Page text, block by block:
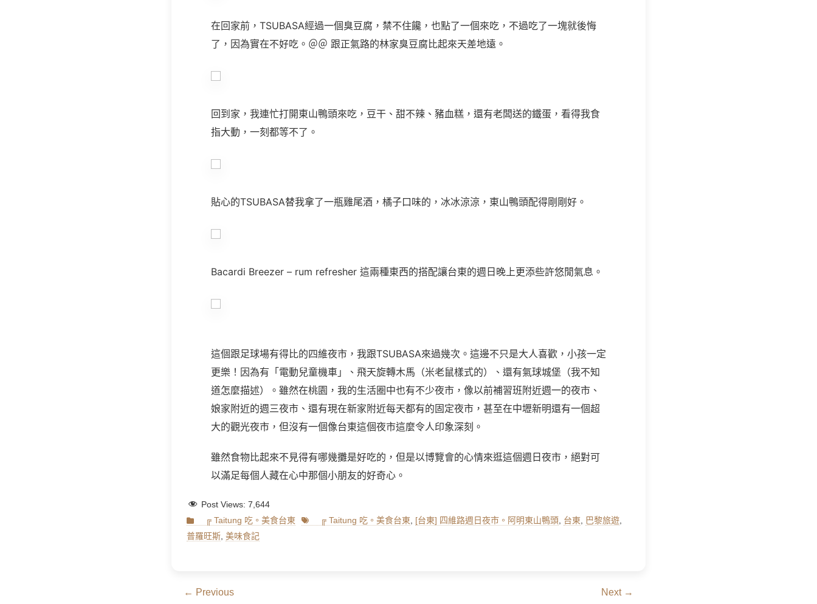
在回家前，TSUBASA經過一個臭豆腐，禁不住饞，也點了一個來吃，不過吃了一塊就後悔
了，因為實在不好吃。＠＠ 跟正氣路的林家臭豆腐比起來天差地遠。
回到家，我連忙打開東山鴨頭來吃，豆干、甜不辣、豬血糕，還有老闆送的鐵蛋，看得我食
指大動，一刻都等不了。
貼心的TSUBASA替我拿了一瓶雞尾酒，橘子口味的，冰冰涼涼，東山鴨頭配得剛剛好。
Bacardi Breezer – rum refresher 這兩種東西的搭配讓台東的週日晚上更添些許悠閒氣息。
這個跟足球場有得比的四維夜市，我跟TSUBASA來過幾次。這邊不只是大人喜歡，小孩一定
更樂！因為有「電動兒童機車」、飛天旋轉木馬（米老鼠樣式的）、還有氣球城堡（我不知
道怎麼描述）。雖然在桃園，我的生活圈中也有不少夜市，像以前補習班附近週一的夜市、
娘家附近的週三夜市、還有現在新家附近每天都有的固定夜市，甚至在中壢新明還有一個超
大的觀光夜市，但沒有一個像台東這個夜市這麼令人印象深刻。
雖然食物比起來不見得有哪幾攤是好吃的，但是以博覽會的心情來逛這個週日夜市，絕對可
以滿足每個人藏在心中那個小朋友的好奇心。
Post Views: 7,644
Categories
╔ Taitung 吃。美食台東 Tags ╔ Taitung 吃。美食台東 [台東] 四維路週日夜市。阿明東山鴨頭 台東 巴黎旅遊
普羅旺斯 美味食記
文
← Previous
Next →